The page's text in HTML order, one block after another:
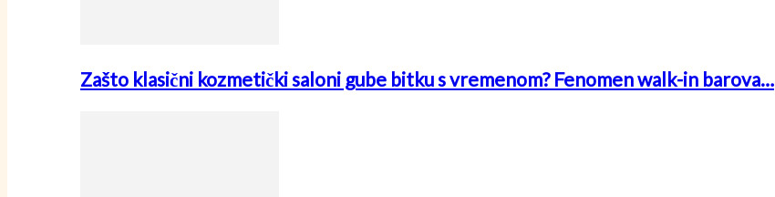
Zašto klasični kozmetički saloni gube bitku s vremenom? Fenomen walk-in barova…